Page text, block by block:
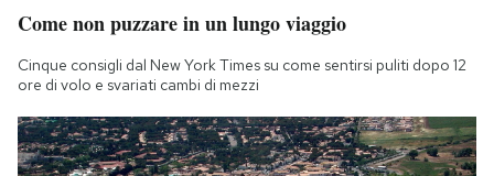
Come non puzzare in un lungo viaggio
Cinque consigli dal New York Times su come sentirsi puliti dopo 12
ore di volo e svariati cambi di mezzi